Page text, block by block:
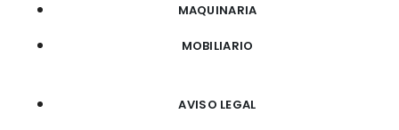
MAQUINARIA
MOBILIARIO
AVISO LEGAL